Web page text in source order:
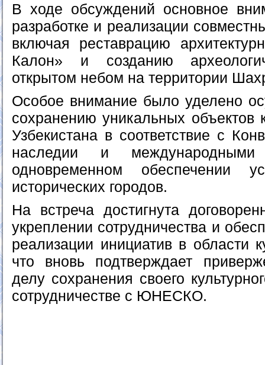
В ходе обсуждений основное
разработке и реализации
включая реставрацию
Калон» и созданию
открытом небом на территории
Особое внимание было уделено
сохранению уникальных объектов
Узбекистана в соответствие с
наследии и
одновременном обеспечении
исторических городов.
На встреча достигнута
укреплении сотрудничества и
реализации инициатив в области
что вновь подтверждает
делу сохранения своего
сотрудничестве с ЮНЕСКО.